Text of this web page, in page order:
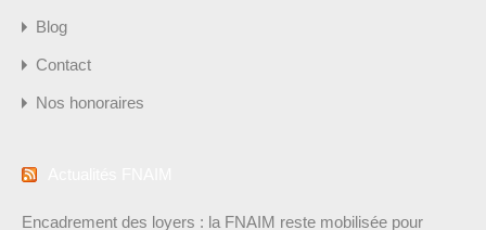
Blog
Contact
Nos honoraires
Encadrement des loyers : la FNAIM reste mobilisée pour